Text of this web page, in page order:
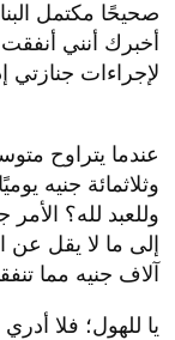
صحيحًا مكتمل
أخبرك أنني
لإجراءات جنازتي
عندما يتراوح
وثلاثمائة جنيه
وللعبد لله؟
إلى ما لا يقل عن
آلاف جنيه مما
يا للهول؛ فلا